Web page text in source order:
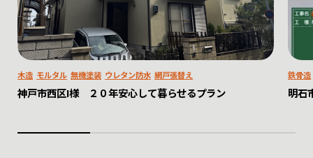
木造 モルタル 無機塗装 ウレタン防水 網戸張替え
神戸市西区I様 ２０年安心して暮らせるプラン
鉄骨造
明石